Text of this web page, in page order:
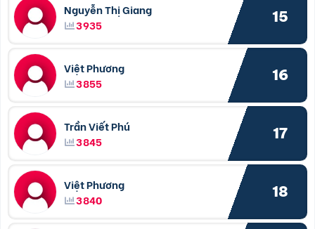
Nguyễn Thị Giang
3935
15
Việt Phương
3855
16
Trần Viết Phú
3845
17
Việt Phương
3840
18